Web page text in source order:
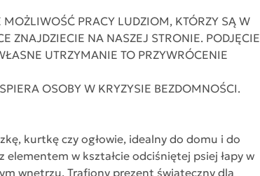
PRACY LUDZIOM, KTÓRZY SĄ W
ZNAJDZIECIE NA NASZEJ STRONIE. PODJĘCIE
UTRZYMANIE TO PRZYWRÓCENIE
OSOBY W KRYZYSIE BEZDOMNOŚCI.
kurtkę czy ogłowie, idealny do domu i do
w kształcie odciśniętej psiej łapy w
wnętrzu. Trafiony prezent świąteczny dla